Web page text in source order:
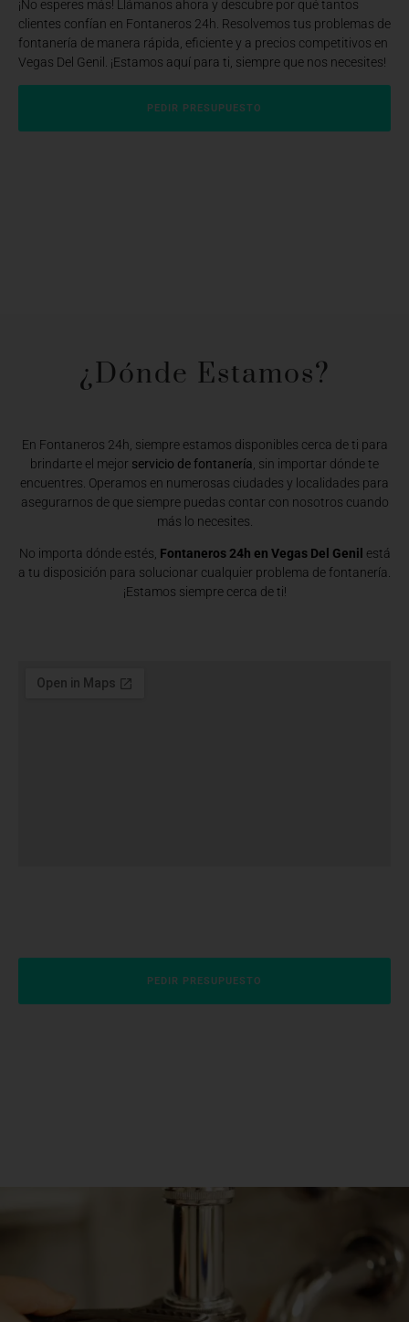
¡No esperes más! Llámanos ahora y descubre por qué tantos
clientes confían en Fontaneros 24h. Resolvemos tus problemas de
fontanería de manera rápida, eficiente y a precios competitivos en
Vegas Del Genil. ¡Estamos aquí para ti, siempre que nos necesites!
PEDIR PRESUPUESTO
¿Dónde Estamos?​
En Fontaneros 24h, siempre estamos disponibles cerca de ti para
brindarte el mejor servicio de fontanería , sin importar dónde te
encuentres. Operamos en numerosas ciudades y localidades para
asegurarnos de que siempre puedas contar con nosotros cuando
más lo necesites.
No importa dónde estés, Fontaneros 24h en Vegas Del Genil está
a tu disposición para solucionar cualquier problema de fontanería.
¡Estamos siempre cerca de ti!
PEDIR PRESUPUESTO